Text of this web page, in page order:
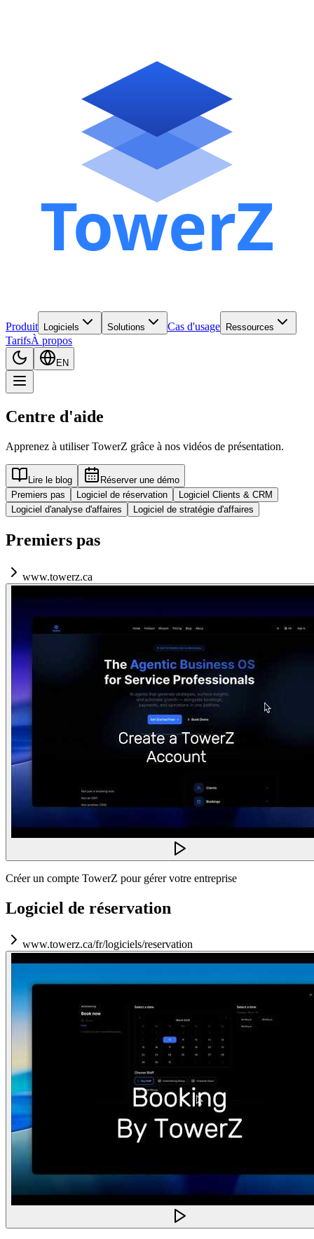
Produit Logiciels Solutions Cas d'usage Ressources
TarifsÀ propos
EN
Centre d'aide
Apprenez à utiliser TowerZ grâce à nos vidéos de présentation.
Lire le blog
Réserver une démo
Premiers pas
Logiciel de réservation
Logiciel Clients & CRM
Logiciel d'analyse d'affaires
Logiciel de stratégie d'affaires
Premiers pas
www.towerz.ca
Créer un compte TowerZ pour gérer votre entreprise
Logiciel de réservation
www.towerz.ca/fr/logiciels/reservation